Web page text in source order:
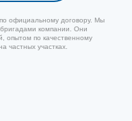
официальному договору. Мы
компании. Они
опытом по качественному
частных участках.